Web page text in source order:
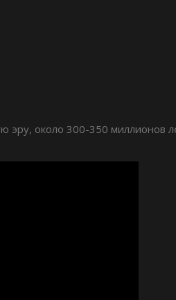
около 300-350 миллионов